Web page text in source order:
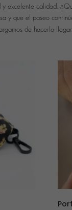
y excelente calidad.
y que el paseo
de hacerlo